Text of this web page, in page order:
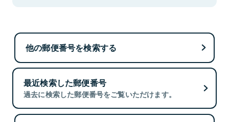
他の郵便番号を検索する
最近検索した郵便番号
過去に検索した郵便番号をご覧いただけます。